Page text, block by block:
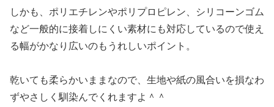
しかも、ポリエチレンやポリプロピレン、シリコーンゴム
など一般的に接着しにくい素材にも対応しているので使え
る幅がかなり広いのもうれしいポイント。
乾いても柔らかいままなので、生地や紙の風合いを損なわ
ずやさしく馴染んでくれますよ＾＾